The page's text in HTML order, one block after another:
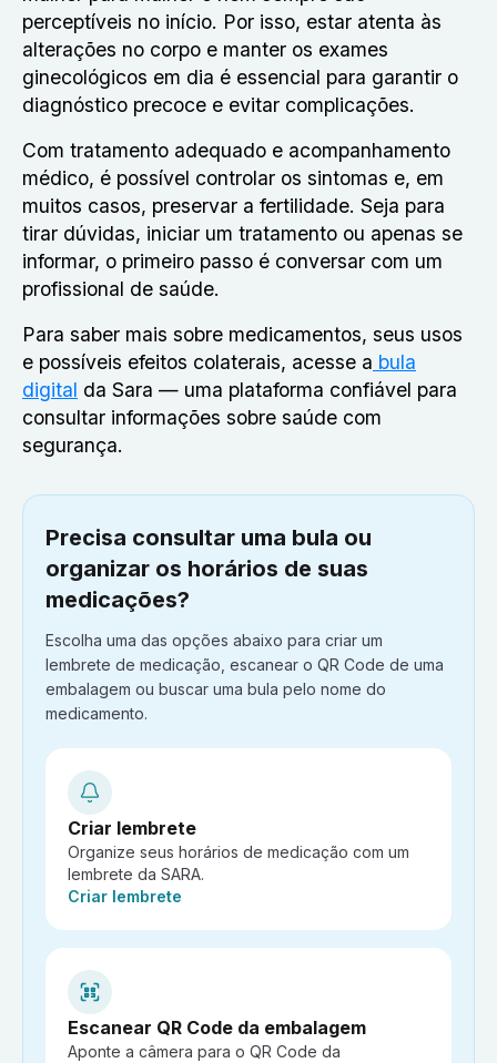
perceptíveis no início. Por isso, estar atenta às
alterações no corpo e manter os exames
ginecológicos em dia é essencial para garantir o
diagnóstico precoce e evitar complicações.
Com tratamento adequado e acompanhamento
médico, é possível controlar os sintomas e, em
muitos casos, preservar a fertilidade. Seja para
tirar dúvidas, iniciar um tratamento ou apenas se
informar, o primeiro passo é conversar com um
profissional de saúde.
Para saber mais sobre medicamentos, seus usos
e possíveis efeitos colaterais, acesse a bula
digital da Sara — uma plataforma confiável para
consultar informações sobre saúde com
segurança.
Precisa consultar uma bula ou
organizar os horários de suas
medicações?
Escolha uma das opções abaixo para criar um
lembrete de medicação, escanear o QR Code de uma
embalagem ou buscar uma bula pelo nome do
medicamento.
Criar lembrete
Organize seus horários de medicação com um
lembrete da SARA.
Ação:
Criar lembrete
Escanear QR Code da embalagem
Aponte a câmera para o QR Code da